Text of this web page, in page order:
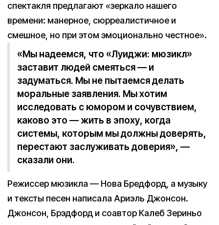
спектакля предлагают «зеркало нашего
времени: манерное, сюрреалистичное и
смешное, но при этом эмоционально честное».
«Мы надеемся, что «Луиджи: мюзикл»
заставит людей смеяться — и
задуматься. Мы не пытаемся делать
моральные заявления. Мы хотим
исследовать с юмором и сочувствием,
каково это — жить в эпоху, когда
системы, которым мы должны доверять,
перестают заслуживать доверия», —
сказали они.
Режиссер мюзикла — Нова Бредфорд, а музыку
и тексты песен написала Ариэль Джонсон.
Джонсон, Брэдфорд и соавтор Калеб Зериньо